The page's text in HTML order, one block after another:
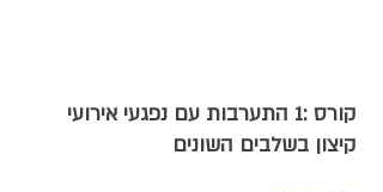
קורס :1 התערבות עם נפגעי אירועי
קיצון בשלבים השונים